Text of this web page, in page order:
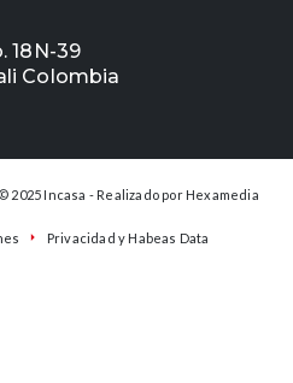
18N-39
Colombia
2025 Incasa - Realizado por Hexamedia
Privacidad y Habeas Data